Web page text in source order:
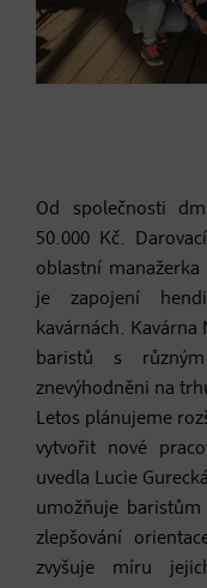
Od společnosti
50.000 Kč.
oblastní
je zapojení
kavárnách. Kavárna
baristů s
znevýhodněni na
Letos plánujeme
vytvořit nové
uvedla Lucie
umožňuje baristům
zlepšování
zvyšuje míru